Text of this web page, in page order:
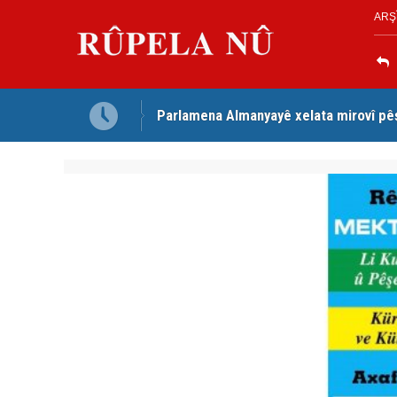
Parlamena Almanyayê xelata mirovî
Dezga Giştî ya Deverên di Derveyê